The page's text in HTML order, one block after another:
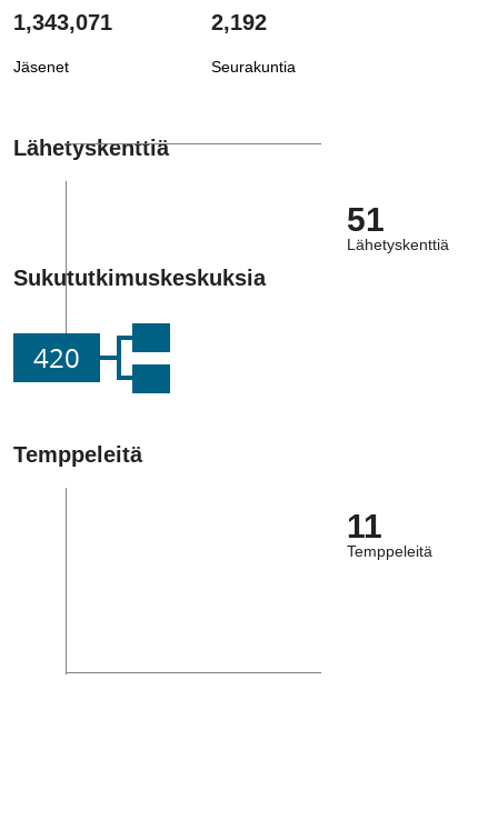
1,343,071
Jäsenet
2,192
Seurakuntia
Lähetyskenttiä
51
Lähetyskenttiä
Sukututkimuskeskuksia
420
Temppeleitä
11
Temppeleitä